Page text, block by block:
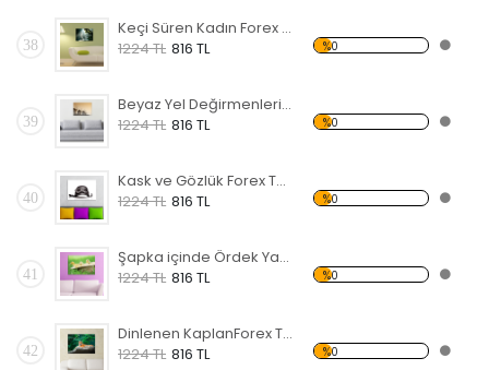
38
Keçi Süren Kadın Forex Tablo
1224 TL 816 TL %0
39
Beyaz Yel Değirmenleri Forex Tablo
1224 TL 816 TL %0
40
Kask ve Gözlük Forex Tablo
1224 TL 816 TL %0
41
Şapka içinde Ördek Yavruları Forex Tablo
1224 TL 816 TL %0
42
Dinlenen KaplanForex Tablo
1224 TL 816 TL %0